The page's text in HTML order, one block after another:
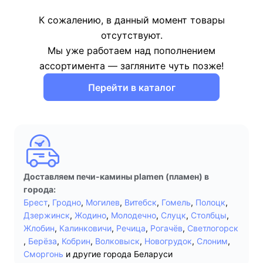
К сожалению, в данный момент товары
отсутствуют.
Мы уже работаем над пополнением
ассортимента — загляните чуть позже!
Перейти в каталог
Доставляем печи-камины plamen (пламен) в
города:
Брест, Гродно, Могилев, Витебск, Гомель, Полоцк,
Дзержинск, Жодино, Молодечно, Слуцк, Столбцы,
Жлобин, Калинковичи, Речица, Рогачёв, Светлогорск
, Берёза, Кобрин, Волковыск, Новогрудок, Слоним,
Сморгонь и другие города Беларуси